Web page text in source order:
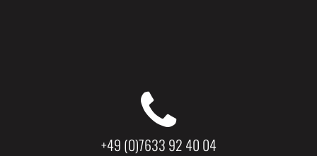
+49 (0)7633 92 40 04